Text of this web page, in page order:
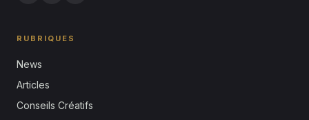
RUBRIQUES
News
Articles
Conseils Créatifs